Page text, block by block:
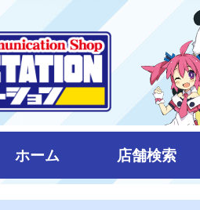
ホーム 店舗検索